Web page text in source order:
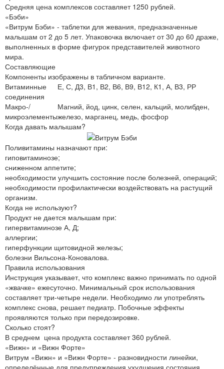
Средняя цена комплексов составляет 1250 рублей.
«Бэби»
«Витрум Бэби» - таблетки для жевания, предназначенные
малышам от 2 до 5 лет. Упаковочка включает от 30 до 60 драже,
выполненных в форме фигурок представителей животного
мира.
Составляющие
Компоненты изображены в табличном варианте.
Витаминные
соединения
Е, С, Д3, В1, В2, В6, В9, В12, К1, А, В3, РР
Макро-/
микроэлементы
Магний, йод, цинк, селен, кальций, молибден,
железо, марганец, медь, фосфор
Когда давать малышам?
Поливитамины назначают при:
гиповитаминозе;
сниженном аппетите;
необходимости улучшить состояние после болезней, операций;
необходимости профилактически воздействовать на растущий
организм.
Когда не используют?
Продукт не дается малышам при:
гипервитаминозе А, Д;
аллергии;
гиперфункции щитовидной железы;
болезни Вильсона-Коновалова.
Правила использования
Инструкция указывает, что комплекс важно принимать по одной
«жвачке» ежесуточно. Минимальный срок использования
составляет три-четыре недели. Необходимо ли употреблять
комплекс снова, решает педиатр. Побочные эффекты
проявляются только при передозировке.
Сколько стоят?
В среднем цена продукта составляет 360 рублей.
«Вижн» и «Вижн Форте»
Витрум «Вижн» и «Вижн Форте» - разновидности линейки,